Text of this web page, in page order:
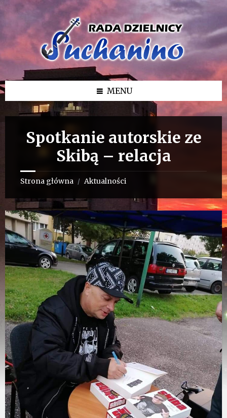
Przejdź
Przejdź
bocznego
Przejdź
MENU
Spotkanie autorskie ze
Skibą – relacja
Strona główna / Aktualności